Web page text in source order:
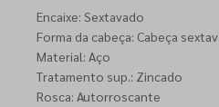
Encaixe: Sextavado
Forma da cabeça: Cabeça
Material: Aço
Tratamento sup.: Zincado
Rosca: Autorroscante